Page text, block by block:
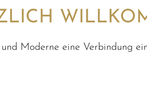
Moderne eine Verbindung